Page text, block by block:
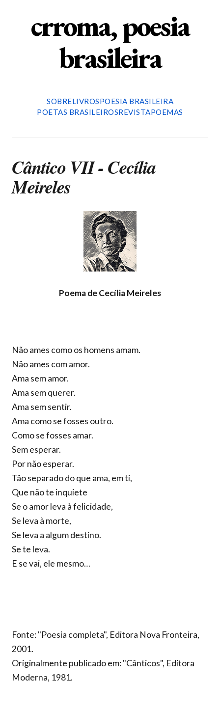
crroma, poesia
brasileira
SOBRELIVROSPOESIA BRASILEIRA
POETAS BRASILEIROSREVISTAPOEMAS
Cântico VII - Cecília
Meireles
Poema de Cecília Meireles
Não ames como os homens amam.
Não ames com amor.
Ama sem amor.
Ama sem querer.
Ama sem sentir.
Ama como se fosses outro.
Como se fosses amar.
Sem esperar.
Por não esperar.
Tão separado do que ama, em ti,
Que não te inquiete
Se o amor leva à felicidade,
Se leva à morte,
Se leva a algum destino.
Se te leva.
E se vai, ele mesmo…
Fonte: "Poesia completa", Editora Nova Fronteira,
2001.
Originalmente publicado em: "Cânticos", Editora
Moderna, 1981.